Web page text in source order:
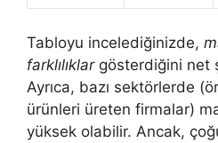
Tabloyu incelediğinizde,
farklılıklargösterdiğini net
Ayrıca, bazı sektörlerde
ürünleri üreten firmalar)
yüksek olabilir. Ancak,